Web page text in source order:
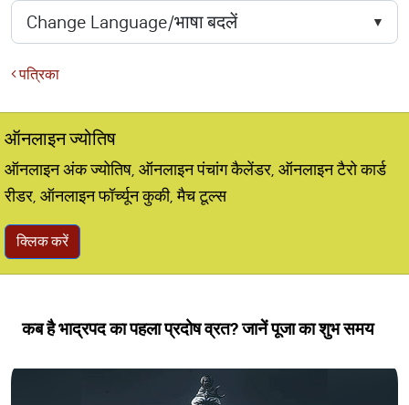
पत्रिका
ऑनलाइन ज्योतिष
ऑनलाइन अंक ज्योतिष, ऑनलाइन पंचांग कैलेंडर, ऑनलाइन टैरो कार्ड
रीडर, ऑनलाइन फॉर्च्यून कुकी, मैच टूल्स
क्लिक करें
कब है भाद्रपद का पहला प्रदोष व्रत? जानें पूजा का शुभ समय